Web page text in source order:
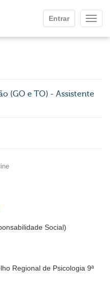
Entrar
(GO e TO) - Assistente
Social)
Regional de Psicologia 9ª